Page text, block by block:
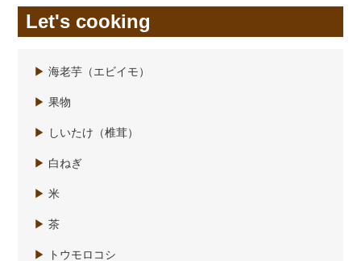
Let's cooking
▶ 海老芋（エビイモ）
▶ 果物
▶ しいたけ（椎茸）
▶ 白ねぎ
▶ 米
▶ 茶
▶ トウモロコシ